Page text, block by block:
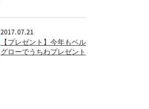
2017.07.21
【プレゼント】今年もベル
グローでうちわプレゼント